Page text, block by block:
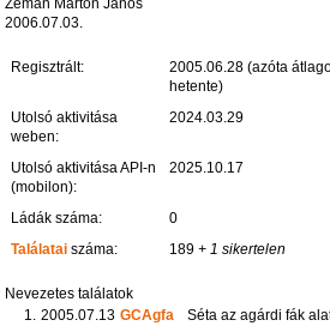
Zeman Márton János
2006.07.03.
Regisztrált:
2005.06.28 (azóta
hetente)
Utolsó aktivitása
weben:
2024.03.29
Utolsó aktivitása API-n
(mobilon):
2025.10.17
Ládák száma:
0
Találatai száma: 189 + 1 sikertelen
Nevezetes találatok
1. 2005.07.13 GCAgfa
Séta az agárdi fák